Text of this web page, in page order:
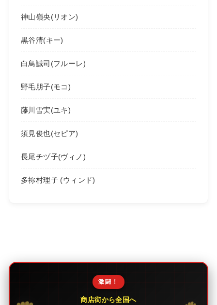
神山嶺央(リオン)
黒谷清(キー)
白鳥誠司(フルーレ)
野毛朋子(モコ)
藤川雪実(ユキ)
須見俊也(セピア)
長尾チヅ子(ヴィノ)
多祢村理子 (ウィンド)
激闘！
商店街から全国へ